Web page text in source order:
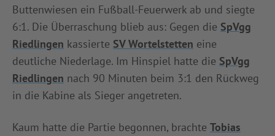
INFOTHEK SPIELPLUS
Buttenwiesen ein Fußball-Feuerwerk ab und siegte
6:1. Die Überraschung blieb aus: Gegen die SpVgg
Riedlingen kassierte SV Wortelstetten eine
deutliche Niederlage. Im Hinspiel hatte die SpVgg
Riedlingen nach 90 Minuten beim 3:1 den Rückweg
in die Kabine als Sieger angetreten.
Kaum hatte die Partie begonnen, brachte Tobias